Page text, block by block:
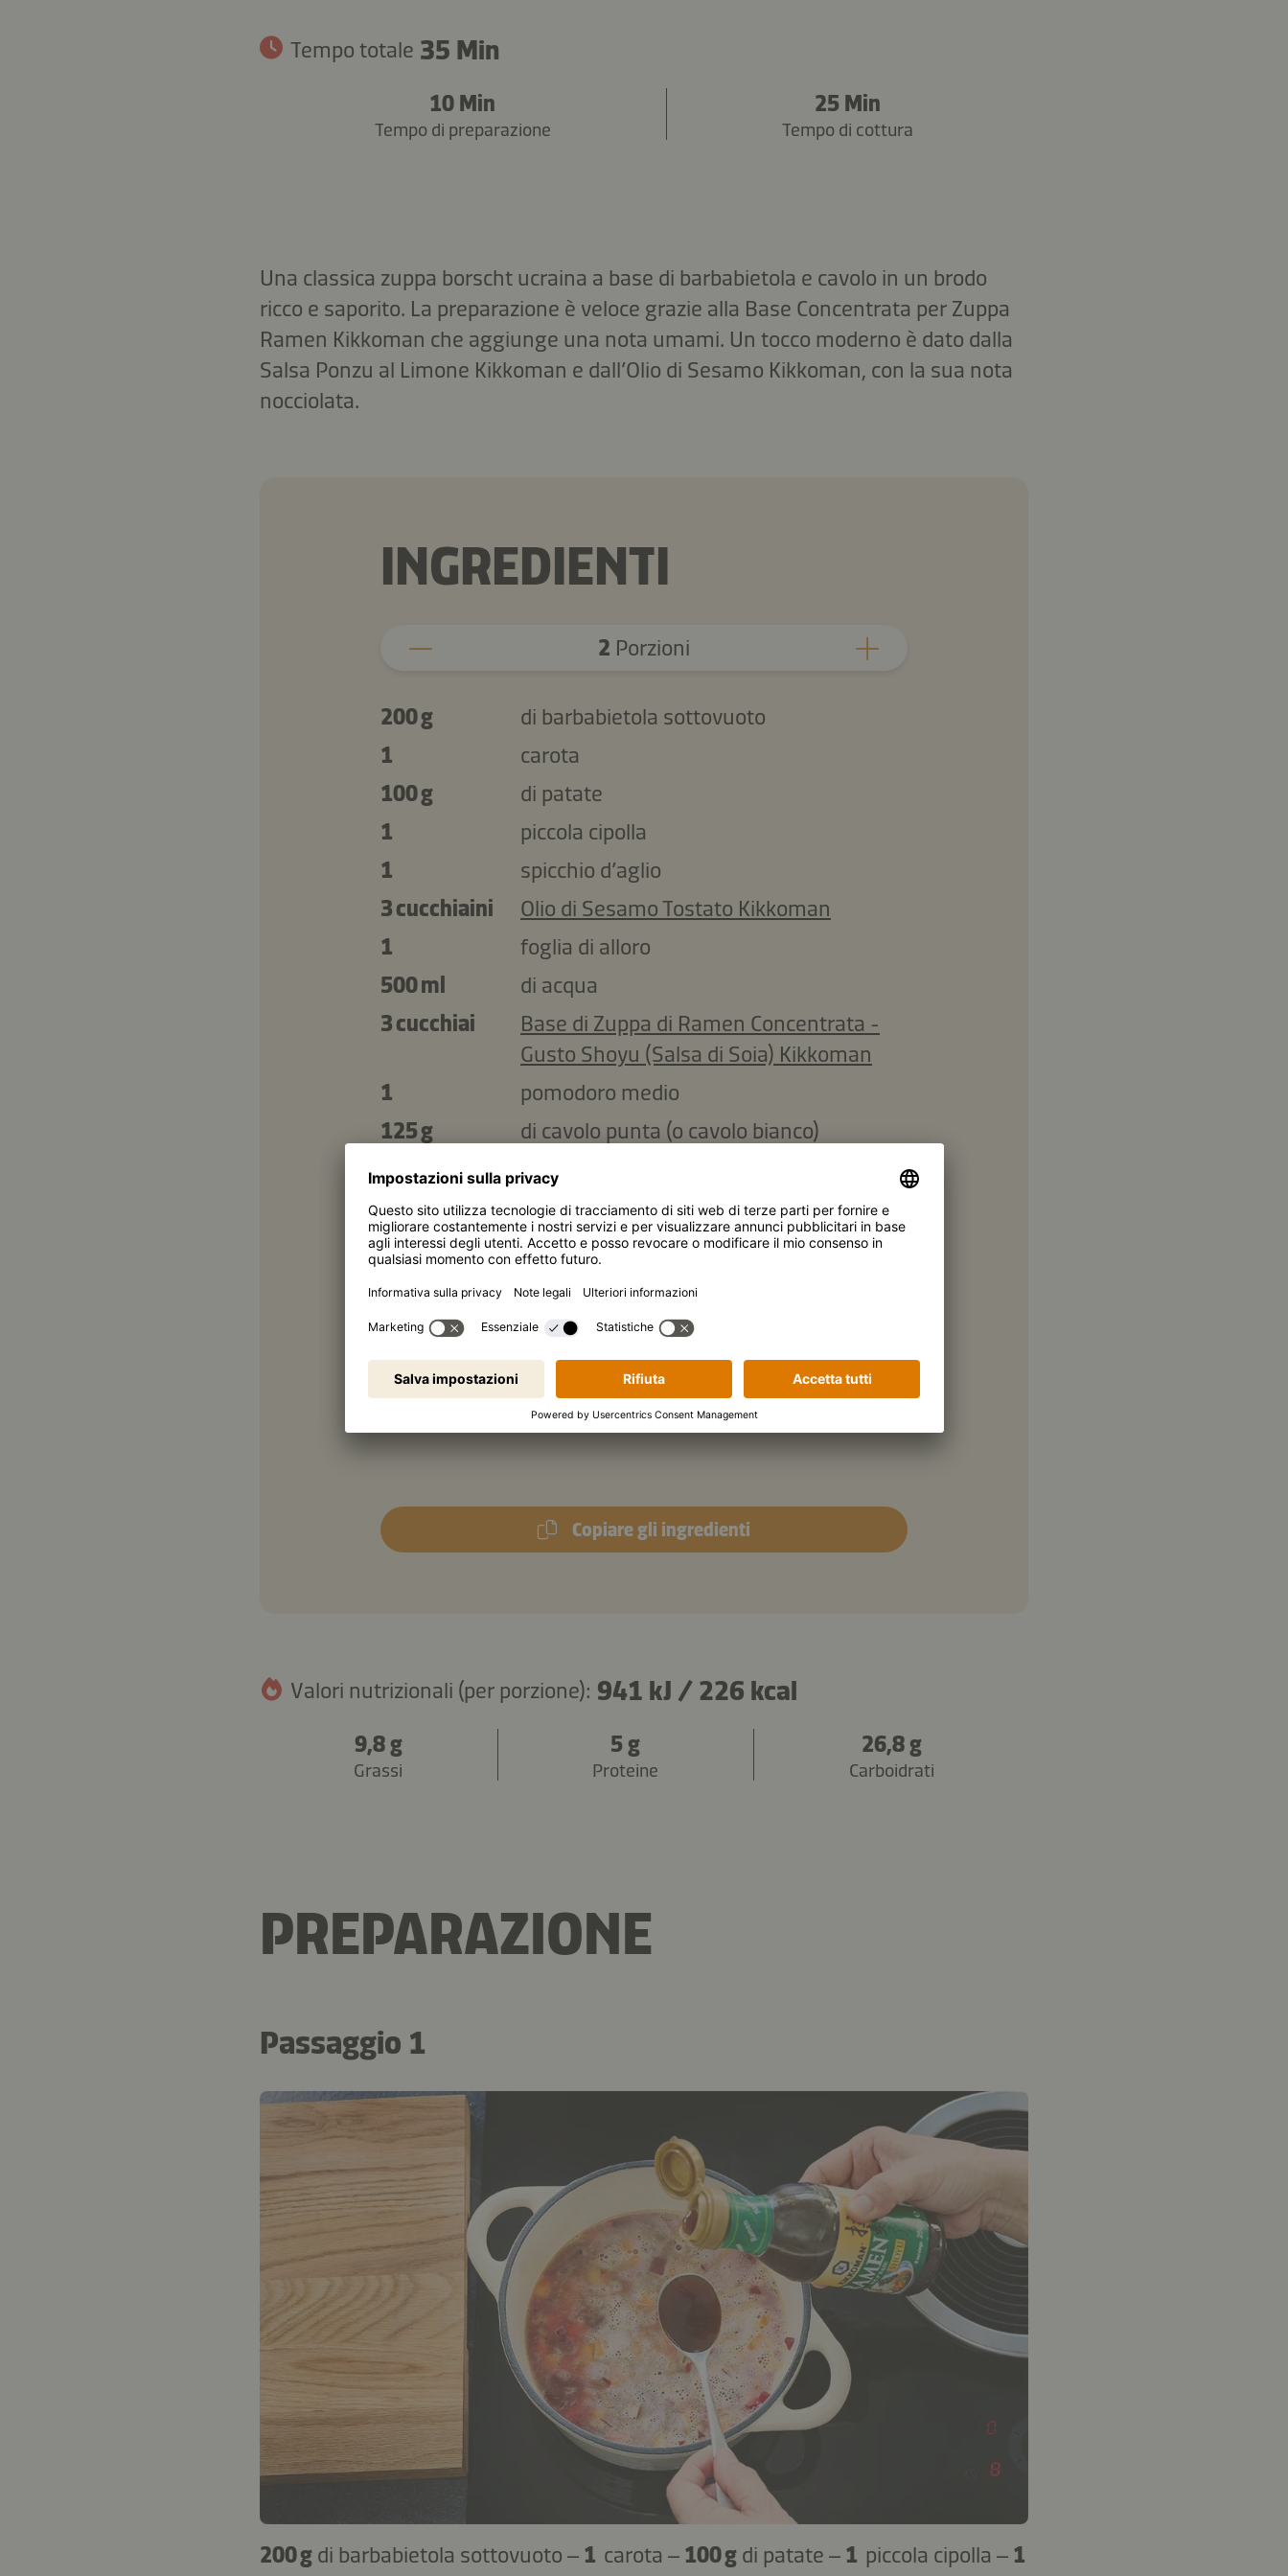
Tempo totale 35 Min
10 Min
Tempo di preparazione
25 Min
Tempo di cottura
Una classica zuppa borscht ucraina a base di barbabietola e cavolo in un brodo
ricco e saporito. La preparazione è veloce grazie alla Base Concentrata per Zuppa
Ramen Kikkoman che aggiunge una nota umami. Un tocco moderno è dato dalla
Salsa Ponzu al Limone Kikkoman e dall’Olio di Sesamo Kikkoman, con la sua nota
nocciolata.
INGREDIENTI
2 Porzioni
200 g
di barbabietola sottovuoto
1
carota
100 g
di patate
1
piccola cipolla
1
spicchio d’aglio
3 cucchiaini
Olio di Sesamo Tostato Kikkoman
1
foglia di alloro
500 ml
di acqua
3 cucchiai
Base di Zuppa di Ramen Concentrata -
Gusto Shoyu (Salsa di Soia) Kikkoman
1
pomodoro medio
125 g
di cavolo punta (o cavolo bianco)
1 cucchiaio
Ponzu - Miscela di Salsa di Soia, Aceto e
Aroma di Limone Kikkoman
1 cucchiaio
Condimento Dolce da Cucina in Stile Mirin
Kikkoman
Pepe macinato fresco q.b.
3 pizzichi
di cumino macinato
2 cucchiai
di panna acida vegana
di aneto fresco
Copiare gli ingredienti
Valori nutrizionali (per porzione): 941 kJ / 226 kcal
9,8 g
Grassi
5 g
Proteine
26,8 g
Carboidrati
PREPARAZIONE
Passaggio 1
200 g di barbabietola sottovuoto – 1 carota – 100 g di patate – 1 piccola cipolla – 1